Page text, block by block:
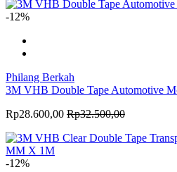
-12%
Philang Berkah
3M VHB Double Tape Automotive
Rp28.600,00 Rp32.500,00
-12%